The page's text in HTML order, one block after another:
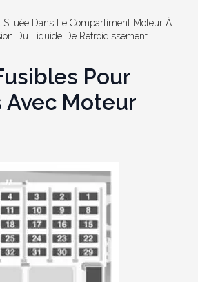
Située Dans Le Compartiment Moteur À
Du Liquide De Refroidissement.
Pour
Avec Moteur